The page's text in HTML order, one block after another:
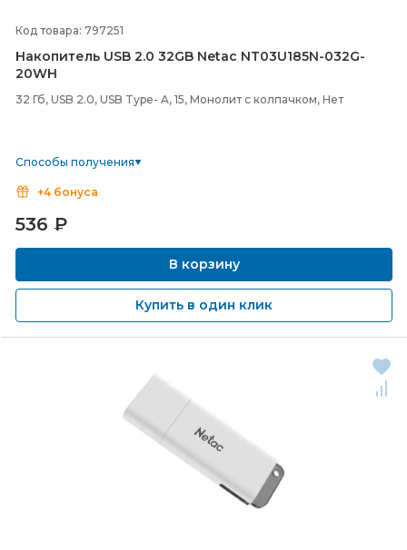
Код товара: 797251
Накопитель USB 2.0 32GB Netac NT03U185N-032G-
20WH
32 Гб, USB 2.0, USB Type- A, 15, Монолит с колпачком, Нет
Способы получения
+4 бонуса
536 ₽
В корзину
Купить в один клик